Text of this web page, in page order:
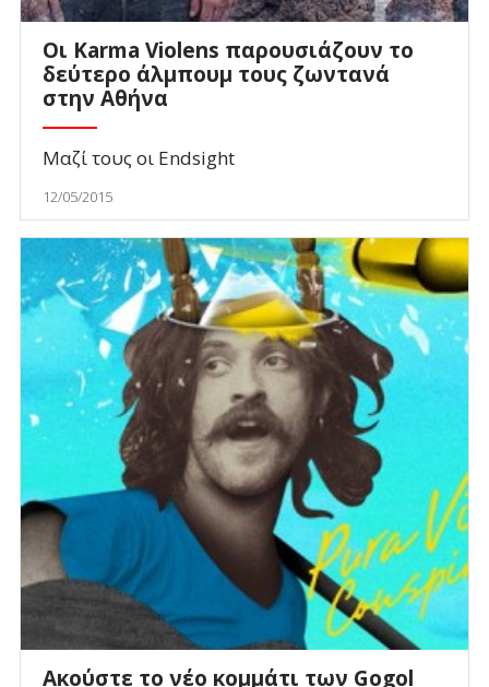
Οι Karma Violens παρουσιάζουν το
δεύτερο άλμπουμ τους ζωντανά
στην Αθήνα
Μαζί τους οι Endsight
12/05/2015
Ακούστε το νέο κομμάτι των Gogol